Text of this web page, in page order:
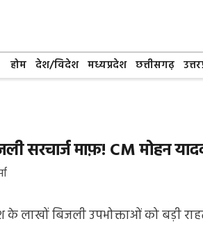
होम देश/विदेश मध्यप्रदेश छत्तीसगढ़
सरचार्ज माफ़! CM मोहन
के लाखों बिजली उपभोक्ताओं को बड़ी